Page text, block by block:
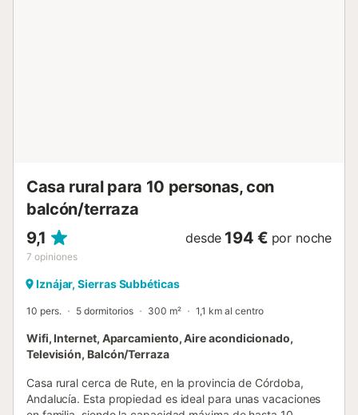
Casa rural para 10 personas, con
balcón/terraza
9,1
7 opiniones
desde 194 € por noche
Iznájar, Sierras Subbéticas
10 pers. 5 dormitorios 300 m² 1,1 km al centro
Wifi, Internet, Aparcamiento, Aire acondicionado,
Televisión, Balcón/Terraza
Casa rural cerca de Rute, en la provincia de Córdoba,
Andalucía. Esta propiedad es ideal para unas vacaciones